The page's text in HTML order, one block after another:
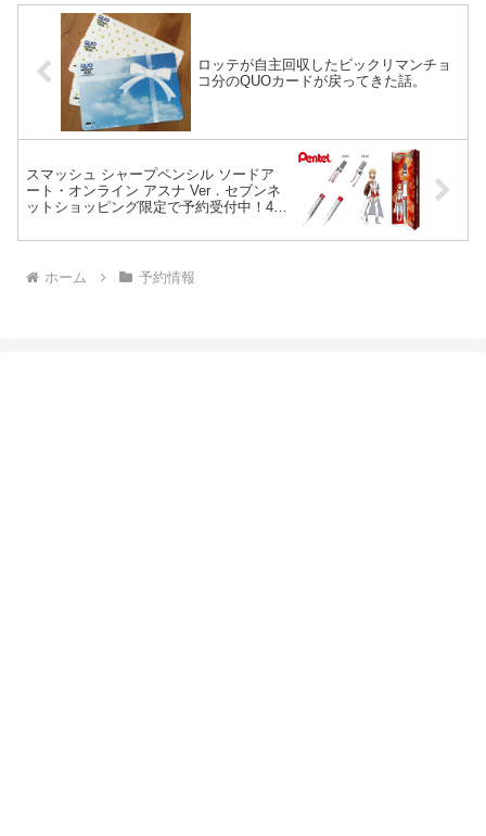
ロッテが自主回収したビックリマンチョ
コ分のQUOカードが戻ってきた話。
スマッシュ シャープペンシル ソードア
ート・オンライン アスナ Ver．セブンネ
ットショッピング限定で予約受付中！4月
ホーム 予約情報